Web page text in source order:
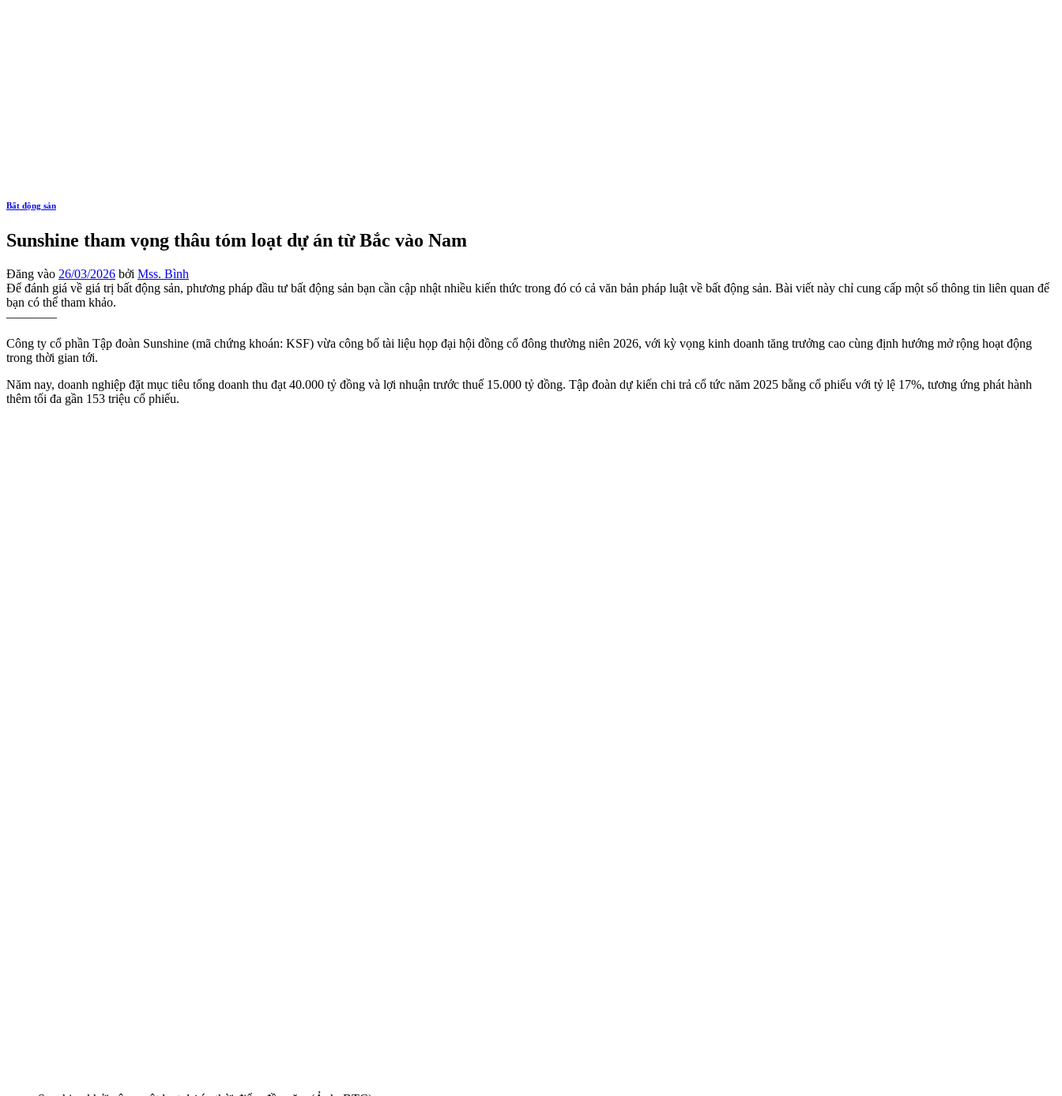
Bất động sản
Sunshine tham vọng thâu tóm loạt dự án từ Bắc vào Nam
Đăng vào 26/03/2026 bởi Mss. Bình
Để đánh giá về giá trị bất động sản, phương pháp đầu tư bất động sản bạn cần cập nhật nhiều kiến thức trong đó có cả văn bản pháp luật về bất động sản. Bài viết này chỉ cung cấp một số thông tin liên quan để
bạn có thể tham khảo.
————
Công ty cổ phần Tập đoàn Sunshine (mã chứng khoán: KSF) vừa công bố tài liệu họp đại hội đồng cổ đông thường niên 2026, với kỳ vọng kinh doanh tăng trưởng cao cùng định hướng mở rộng hoạt động
trong thời gian tới.
Năm nay, doanh nghiệp đặt mục tiêu tổng doanh thu đạt 40.000 tỷ đồng và lợi nhuận trước thuế 15.000 tỷ đồng. Tập đoàn dự kiến chi trả cổ tức năm 2025 bằng cổ phiếu với tỷ lệ 17%, tương ứng phát hành
thêm tối đa gần 153 triệu cổ phiếu.